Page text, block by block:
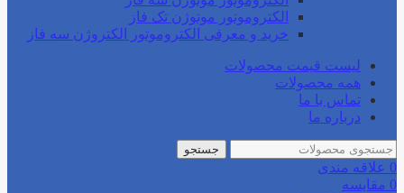
الکتروموتور موتوژن تک فاز
خرید و معرفی الکتروموتور الکتروژن سه فاز
لیست قیمت محصولات
همه محصولات
تماس با ما
درباره ما
جستجو
0 علاقه مندی
0 مقایسه